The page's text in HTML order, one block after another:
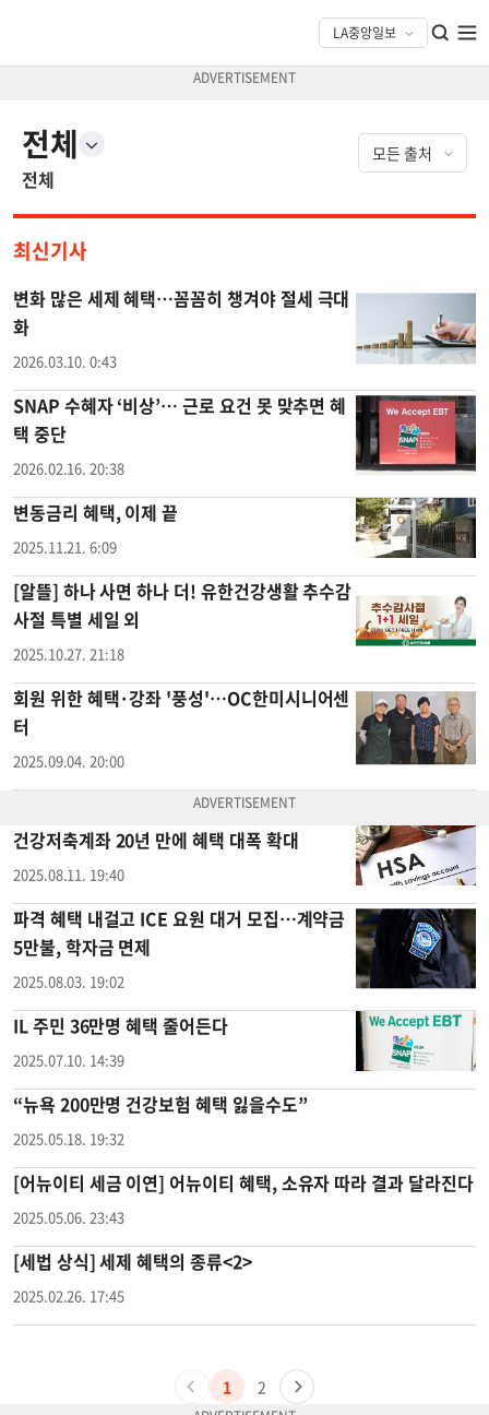
전체
전체
최신기사
변화 많은 세제 혜택…꼼꼼히 챙겨야 절세 극대
화
2026.03.10. 0:43
SNAP 수혜자 ‘비상’… 근로 요건 못 맞추면 혜
택 중단
2026.02.16. 20:38
변동금리 혜택, 이제 끝
2025.11.21. 6:09
[알뜰] 하나 사면 하나 더! 유한건강생활 추수감
사절 특별 세일 외
2025.10.27. 21:18
회원 위한 혜택·강좌 '풍성'…OC한미시니어센
터
2025.09.04. 20:00
건강저축계좌 20년 만에 혜택 대폭 확대
2025.08.11. 19:40
파격 혜택 내걸고 ICE 요원 대거 모집…계약금
5만불, 학자금 면제
2025.08.03. 19:02
IL 주민 36만명 혜택 줄어든다
2025.07.10. 14:39
“뉴욕 200만명 건강보험 혜택 잃을수도”
2025.05.18. 19:32
[어뉴이티 세금 이연] 어뉴이티 혜택, 소유자 따라 결과 달라진다
2025.05.06. 23:43
[세법 상식] 세제 혜택의 종류<2>
2025.02.26. 17:45
1 2